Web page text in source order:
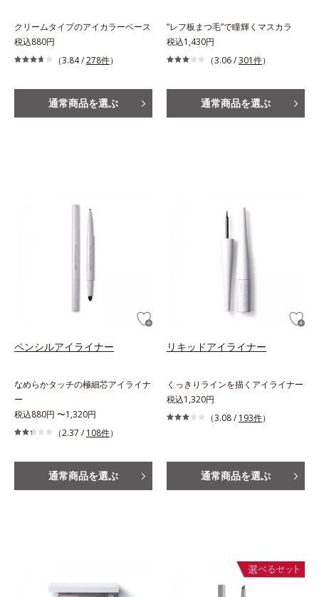
クリームタイプのアイカラーベース
税込880円
（3.84 /278件）
通常商品を選ぶ
“レフ板まつ毛”で瞳輝くマスカラ
税込1,430円
（3.06 /301件）
通常商品を選ぶ
ペンシルアイライナー
なめらかタッチの極細芯アイライナ
ー
税込880円 〜1,320円
（2.37 / 108件）
通常商品を選ぶ
リキッドアイライナー
くっきりラインを描くアイライナー
税込1,320円
（3.08 / 193件）
通常商品を選ぶ